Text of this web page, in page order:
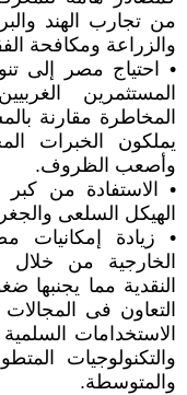
من تجارب الهند
والزراعة ومكافحة
• احتياج مصر إلى
المستثمرين
المخاطرة مقارنة
يملكون الخبرات
وأصعب الظروف.
• الاستفادة من
الهيكل السلعى
• زيادة
الخارجية من خلال
النقدية مما يجنبها
التعاون فى
الاستخدامات
والتكنولوجيات
والمتوسطة.